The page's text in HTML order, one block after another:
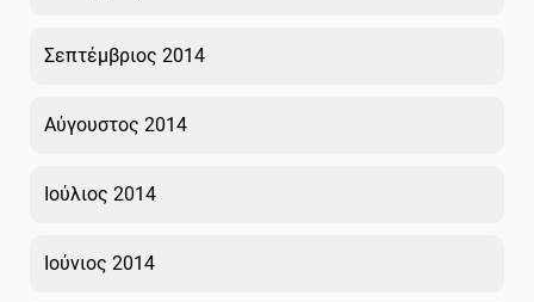
Σεπτέμβριος 2014
Αύγουστος 2014
Ιούλιος 2014
Ιούνιος 2014